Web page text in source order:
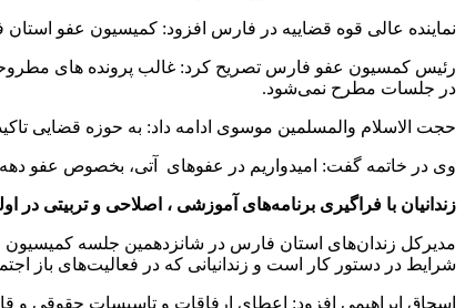
نماینده عالی قوه قضاییه در فارس افزود: کمیسیون عفو
رئیس کمسیون عفو فارس تصریح کرد: غالب پرونده های
در جلسات مطرح نمی‌شود.
حجت الاسلام والمسلمین موسوی ادامه داد: به حوزه قضایی
وی در خاتمه گفت: امیدواریم در عفوهای آتی، بخصوص عفو دهه
زندانیان با فراگیری برنامه‌های آموزشی ، اصلاحی و تربیتی در
مدیرکل زندان‌های استان فارس در شانزدهمین جلسه کمیسیون
شرایط در دستور کار است و زندانیانی که در فعالیت‌های باز
اسحاق ابراهیمی افزود: اعطای ارفاقات و تاسیسات حقوقی و